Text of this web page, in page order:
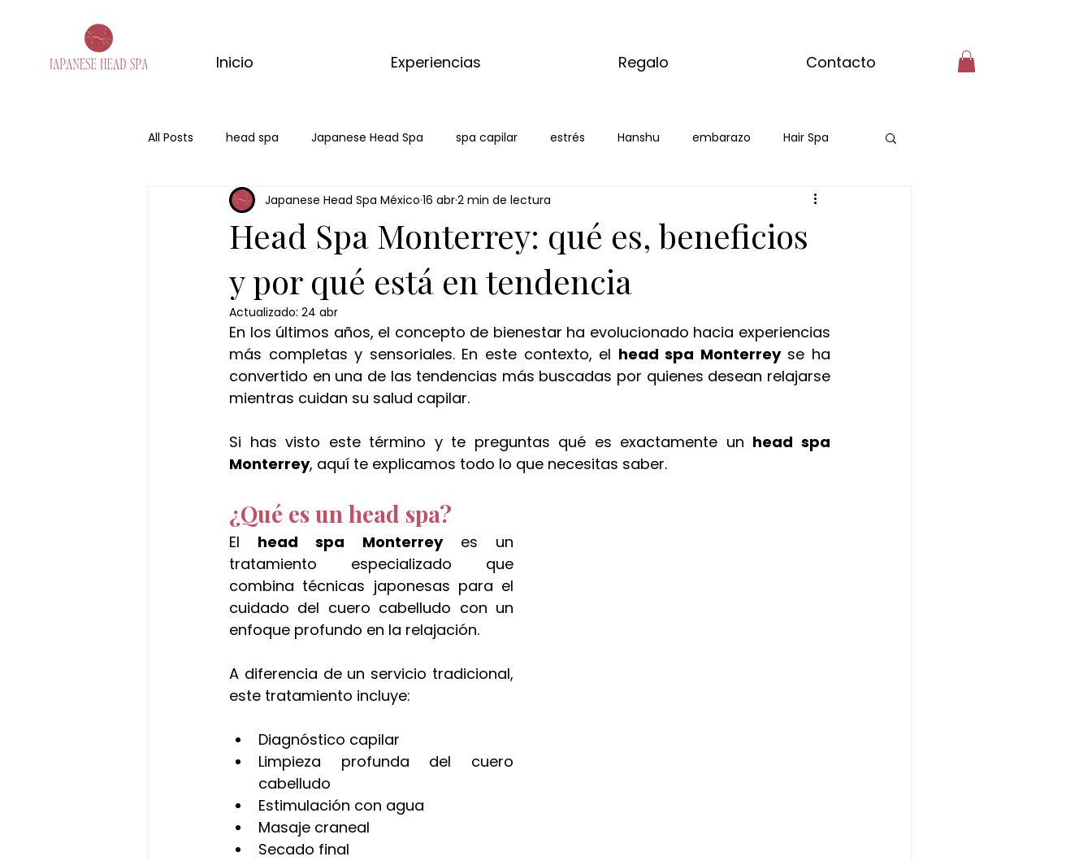
Inicio Experiencias Regalo Contacto
All Posts head spa Japanese Head Spa spa capilar estrés Hanshu embarazo Hair Spa
san valentin regalo Monterrey
Head Spa Monterrey: qué es, beneficios
y por qué está en tendencia
Japanese Head Spa México 16 abr2 min de lectura
Actualizado: 24 abr
En los últimos años, el concepto de bienestar ha evolucionado hacia experiencias
más completas y sensoriales. En este contexto, el head spa Monterrey se ha
convertido en una de las tendencias más buscadas por quienes desean relajarse
mientras cuidan su salud capilar.
Si has visto este término y te preguntas qué es exactamente un head spa
Monterrey, aquí te explicamos todo lo que necesitas saber.
¿Qué es un head spa?
El head spa Monterrey es un
tratamiento especializado que
combina técnicas japonesas para el
cuidado del cuero cabelludo con un
enfoque profundo en la relajación.
A diferencia de un servicio tradicional,
este tratamiento incluye:
Diagnóstico capilar
Limpieza profunda del cuero
cabelludo
Estimulación con agua
Masaje craneal
Secado final